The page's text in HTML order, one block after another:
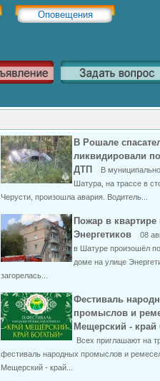
Оповещения
В Рошале
ликвидировали
ДТП
В
Шатура, на трассе в
Черусти, произошла авария. Водитель...
Пожар в квартире
Энергетиков
08
в Шатуре произошёл
доме на улице
загорелась...
Фестиваль
промыслов и
Мещерский - край
Всех приглашают на
фестиваль народных промыслов и
Мещерский - край...